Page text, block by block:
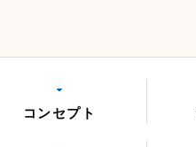
コンセプト